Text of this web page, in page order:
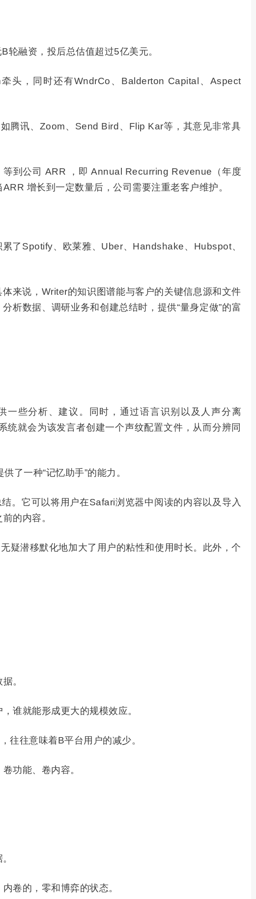
融资，投后总估值超过5亿美元。
头，同时还有WndrCo、Balderton Capital、Aspect
腾讯、Zoom、Send Bird、Flip Kar等，其意见非常具
到公司 ARR ，即 Annual Recurring Revenue（年度
增长到一定数量后，公司需要注重老客户维护。
了Spotify、欧莱雅、Uber、Handshake、Hubspot、
来说，Writer的知识图谱能与客户的关键信息源和文件
析数据、调研业务和创建总结时，提供“量身定做”的富
一些分析、建议。同时，通过语言识别以及人声分离
统就会为该发言者创建一个声纹配置文件，从而分辨同
了一种“记忆助手”的能力。
。它可以将用户在Safari浏览器中阅读的内容以及导入
的内容。
疑潜移默化地加大了用户的粘性和使用时长。此外，个
。
谁就能形成更大的规模效应。
往往意味着B平台用户的减少。
功能、卷内容。
卷的，零和博弈的状态。